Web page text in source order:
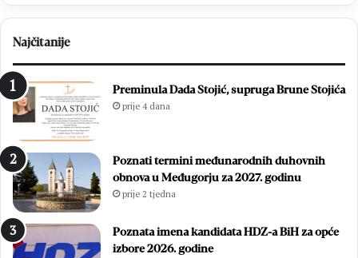
Najčitanije
Preminula Dada Stojić, supruga Brune Stojića
prije 4 dana
Poznati termini međunarodnih duhovnih
obnova u Međugorju za 2027. godinu
prije 2 tjedna
Poznata imena kandidata HDZ-a BiH za opće
izbore 2026. godine